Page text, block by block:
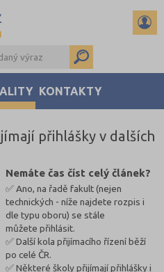
KONTAKTY
přihlášky v dalších
Nemáte čas číst celý článek?
✅ Ano, na řadě fakult (nejen
technických - níže najdete rozpis i
dle typu oboru) se stále
můžete přihlásit.
✅ Další kola přijímacího řízení běží
po celé ČR.
✅ Některé školy přijímají přihlášky i